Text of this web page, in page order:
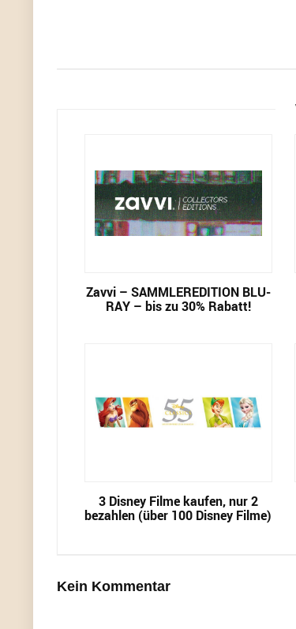
Zavvi – SAMMLEREDITION BLU-
RAY – bis zu 30% Rabatt!
3 Disney Filme kaufen, nur 2
bezahlen (über 100 Disney Filme)
Kein Kommentar